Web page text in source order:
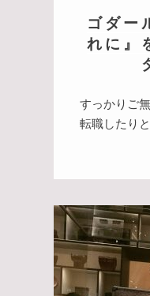
ゴダー
れに』
すっかりご
転職したり